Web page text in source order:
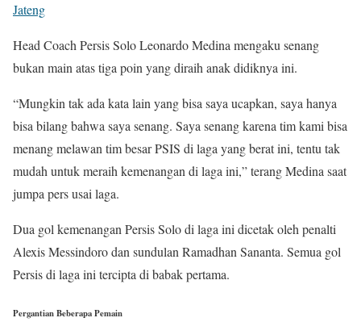
Jateng
Head Coach Persis Solo Leonardo Medina mengaku senang
bukan main atas tiga poin yang diraih anak didiknya ini.
“Mungkin tak ada kata lain yang bisa saya ucapkan, saya hanya
bisa bilang bahwa saya senang. Saya senang karena tim kami bisa
menang melawan tim besar PSIS di laga yang berat ini, tentu tak
mudah untuk meraih kemenangan di laga ini,” terang Medina saat
jumpa pers usai laga.
Dua gol kemenangan Persis Solo di laga ini dicetak oleh penalti
Alexis Messindoro dan sundulan Ramadhan Sananta. Semua gol
Persis di laga ini tercipta di babak pertama.
Pergantian Beberapa Pemain